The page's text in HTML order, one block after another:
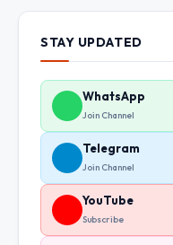
STAY UPDATED
WhatsApp
Join Channel
Telegram
Join Channel
YouTube
Subscribe